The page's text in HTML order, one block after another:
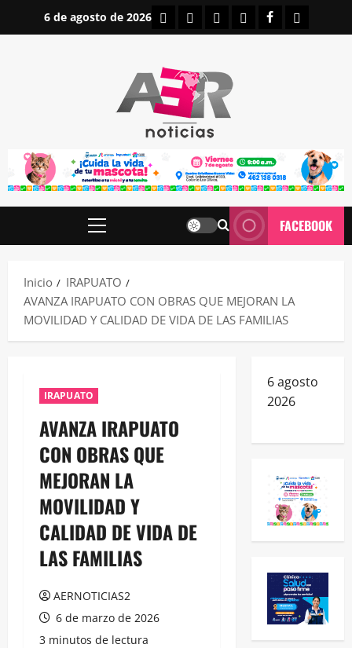
6 de agosto de 2026 INICIOIRAPUATO
ESTATALES
NACIONALES
FACEBOOK
Menú
FACEBOOK
Inicio
IRAPUATO
AVANZA IRAPUATO CON OBRAS QUE MEJORAN LA
MOVILIDAD Y CALIDAD DE VIDA DE LAS FAMILIAS
IRAPUATO
AVANZA IRAPUATO
CON OBRAS QUE
MEJORAN LA
MOVILIDAD Y
CALIDAD DE VIDA DE
LAS FAMILIAS
AERNOTICIAS2
6 de marzo de 2026
3 minutos de lectura
6 agosto
2026